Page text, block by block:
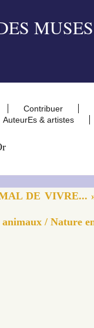
Contribuer
AuteurEs & artistes
DE VIVRE...
/ Nature